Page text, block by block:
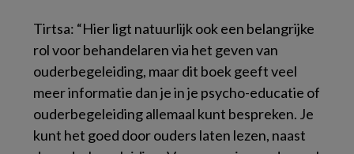
Tirtsa: “Hier ligt natuurlijk ook een belangrijke
rol voor behandelaren via het geven van
ouderbegeleiding, maar dit boek geeft veel
meer informatie dan je in je psycho-educatie of
ouderbegeleiding allemaal kunt bespreken. Je
kunt het goed door ouders laten lezen, naast